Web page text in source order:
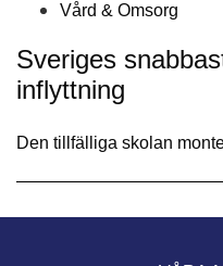
Vård & Omsorg
Sveriges
inflyttning
Den tillfälliga skolan